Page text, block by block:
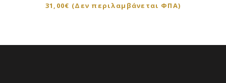
31,00€ (Δεν περιλαμβάνεται ΦΠΑ)